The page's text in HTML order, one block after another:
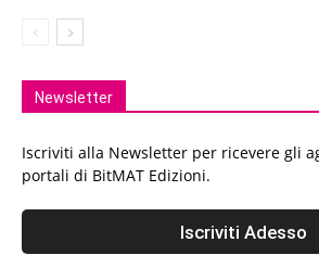
Newsletter
Iscriviti alla Newsletter per ricevere gli
portali di BitMAT Edizioni.